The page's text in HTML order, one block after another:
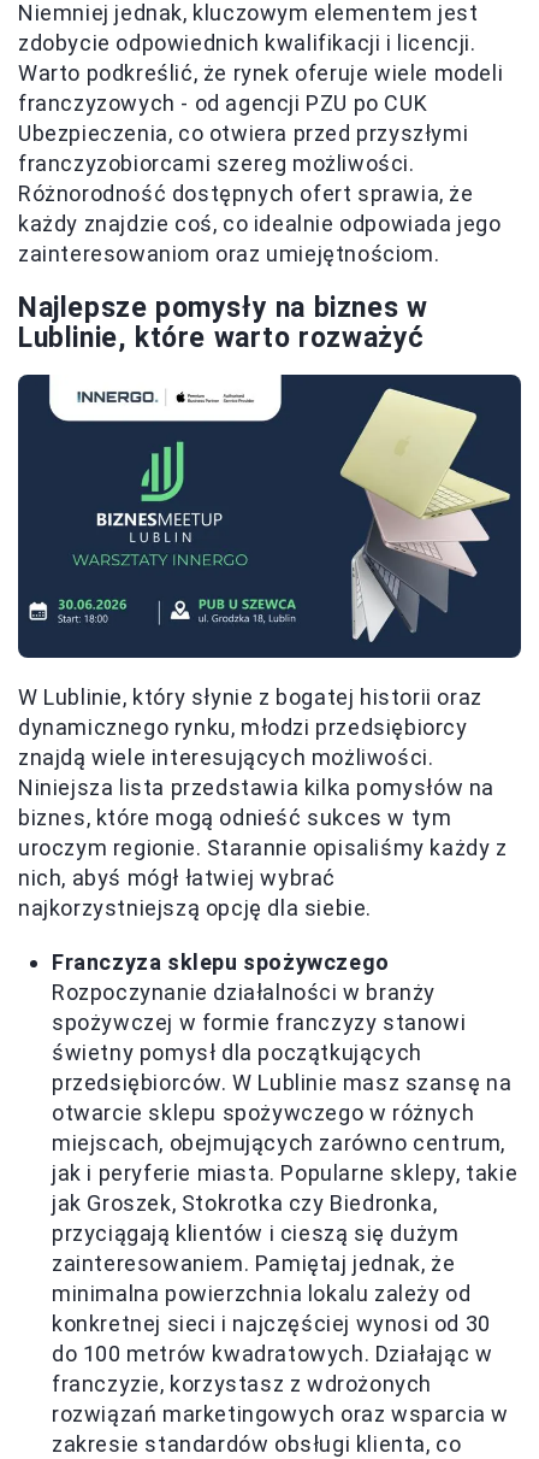
Niemniej jednak, kluczowym elementem jest
zdobycie odpowiednich kwalifikacji i licencji.
Warto podkreślić, że rynek oferuje wiele modeli
franczyzowych - od agencji PZU po CUK
Ubezpieczenia, co otwiera przed przyszłymi
franczyzobiorcami szereg możliwości.
Różnorodność dostępnych ofert sprawia, że
każdy znajdzie coś, co idealnie odpowiada jego
zainteresowaniom oraz umiejętnościom.
Najlepsze pomysły na biznes w
Lublinie, które warto rozważyć
W Lublinie, który słynie z bogatej historii oraz
dynamicznego rynku, młodzi przedsiębiorcy
znajdą wiele interesujących możliwości.
Niniejsza lista przedstawia kilka pomysłów na
biznes, które mogą odnieść sukces w tym
uroczym regionie. Starannie opisaliśmy każdy z
nich, abyś mógł łatwiej wybrać
najkorzystniejszą opcję dla siebie.
Franczyza sklepu spożywczego
Rozpoczynanie działalności w branży
spożywczej w formie franczyzy stanowi
świetny pomysł dla początkujących
przedsiębiorców. W Lublinie masz szansę na
otwarcie sklepu spożywczego w różnych
miejscach, obejmujących zarówno centrum,
jak i peryferie miasta. Popularne sklepy, takie
jak Groszek, Stokrotka czy Biedronka,
przyciągają klientów i cieszą się dużym
zainteresowaniem. Pamiętaj jednak, że
minimalna powierzchnia lokalu zależy od
konkretnej sieci i najczęściej wynosi od 30
do 100 metrów kwadratowych. Działając w
franczyzie, korzystasz z wdrożonych
rozwiązań marketingowych oraz wsparcia w
zakresie standardów obsługi klienta, co